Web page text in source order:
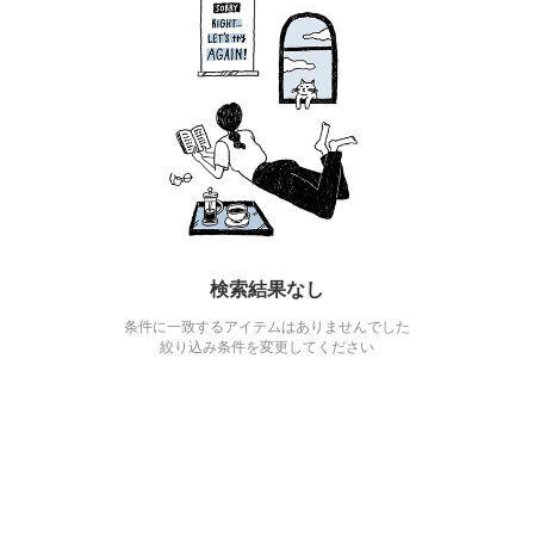
検索結果なし
条件に一致するアイテムはありませんでした
絞り込み条件を変更してください